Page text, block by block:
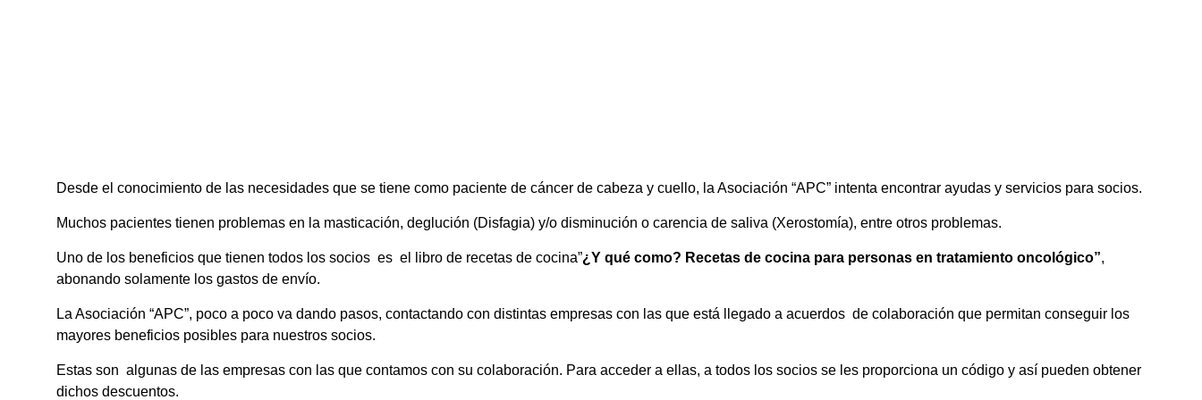
Desde el conocimiento de las necesidades que se tiene como paciente de cáncer de cabeza y cuello, la Asociación “APC” intenta encontrar ayudas y servicios para socios.
Muchos pacientes tienen problemas en la masticación, deglución (Disfagia) y/o disminución o carencia de saliva (Xerostomía), entre otros problemas.
Uno de los beneficios que tienen todos los socios es el libro de recetas de cocina”¿Y qué como? Recetas de cocina para personas en tratamiento oncológico”,
abonando solamente los gastos de envío.
La Asociación “APC”, poco a poco va dando pasos, contactando con distintas empresas con las que está llegado a acuerdos de colaboración que permitan conseguir los
mayores beneficios posibles para nuestros socios.
Estas son algunas de las empresas con las que contamos con su colaboración. Para acceder a ellas, a todos los socios se les proporciona un código y así pueden obtener
dichos descuentos.